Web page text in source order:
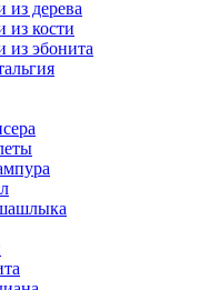
из дерева
из кости
из эбонита